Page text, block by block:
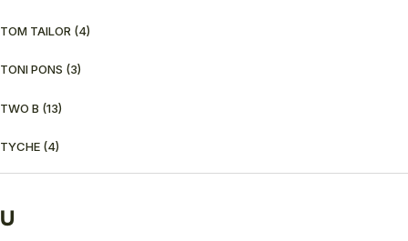
TOM TAILOR (4)
TONI PONS (3)
TWO B (13)
TYCHE (4)
U